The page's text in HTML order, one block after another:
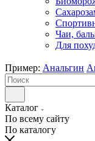
Чаи,
Для
Пример: Анальгин
Каталог
По всему сайту
По каталогу